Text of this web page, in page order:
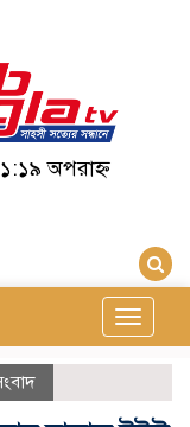
অপরাহ্ন
Toggle